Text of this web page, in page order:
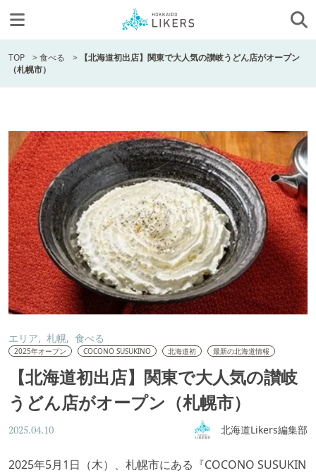
TOP >食べる > 【北海道初出店】関東で大人気の讃岐うどん店がオープン
（札幌市）
エリア 札幌 食べる
2025年オープン COCONO SUSUKINO 北海道初 最新の北海道情報
【北海道初出店】関東で大人気の讃岐
うどん店がオープン（札幌市）
2025.04.10 北海道Likers編集部
2025年5月1日（木）、札幌市にある『COCONO SUSUKIN